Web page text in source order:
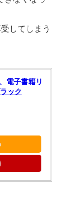
してしまう
電子書籍リ
ック